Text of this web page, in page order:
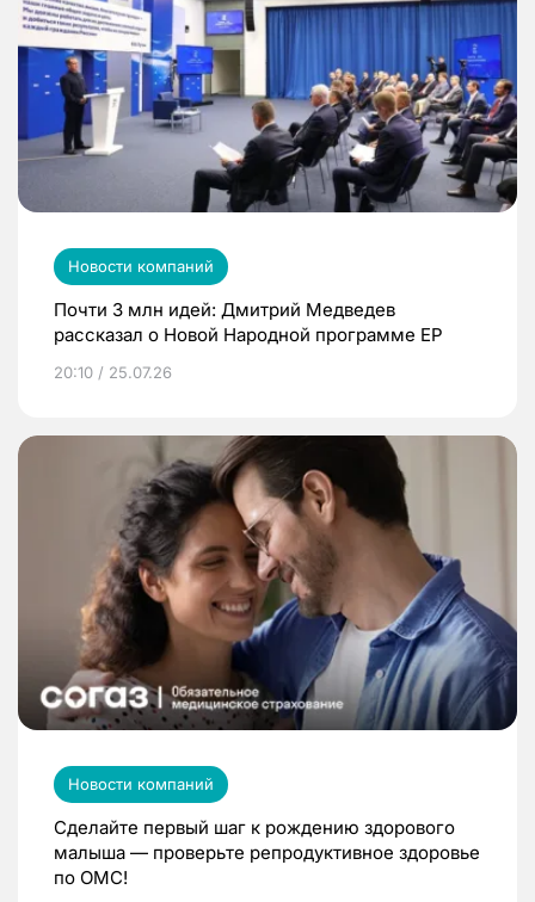
Новости компаний
Почти 3 млн идей: Дмитрий Медведев
рассказал о Новой Народной программе ЕР
20:10 / 25.07.26
Новости компаний
Сделайте первый шаг к рождению здорового
малыша — проверьте репродуктивное здоровье
по ОМС!